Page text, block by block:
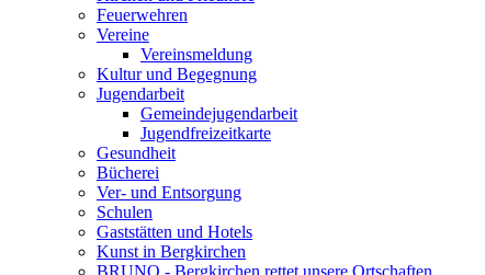
Feuerwehren
Vereine
Vereinsmeldung
Kultur und Begegnung
Jugendarbeit
Gemeindejugendarbeit
Jugendfreizeitkarte
Gesundheit
Bücherei
Ver- und Entsorgung
Schulen
Gaststätten und Hotels
Kunst in Bergkirchen
BRUNO - Bergkirchen rettet unsere Ortschaften